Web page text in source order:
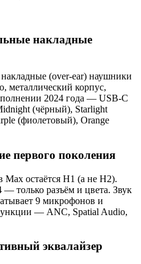
накладные
(over-ear) наушники
металлический корпус,
2024 года — USB-C
(чёрный), Starlight
(фиолетовый), Orange
первого поколения
остаётся H1 (а не H2).
только разъём и цвета. Звук
9 микрофонов и
— ANC, Spatial Audio,
эквалайзер